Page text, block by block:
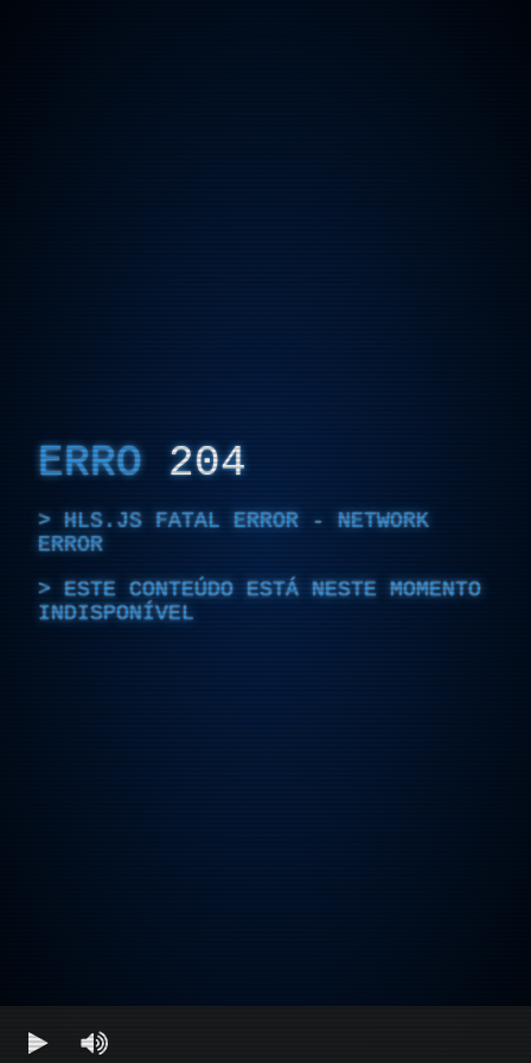
ERRO 204
HLS.JS FATAL ERROR - NETWORK
ERROR
ESTE CONTEÚDO ESTÁ NESTE MOMENTO
INDISPONÍVEL